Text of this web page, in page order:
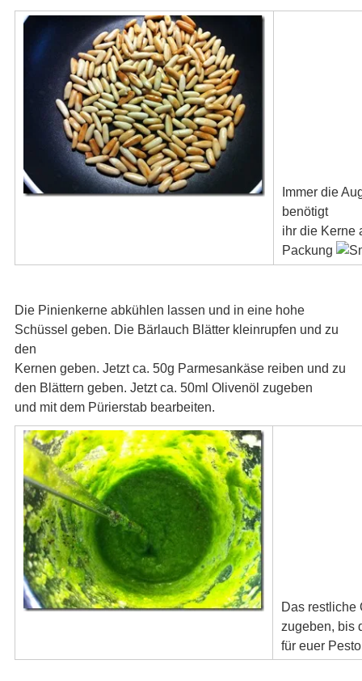
Immer die
benötigt
ihr die Kerne
Packung
Die Pinienkerne abkühlen lassen und in eine hohe
Schüssel geben. Die Bärlauch Blätter kleinrupfen und zu
den
Kernen geben. Jetzt ca. 50g Parmesankäse reiben und zu
den Blättern geben. Jetzt ca. 50ml Olivenöl zugeben
und mit dem Pürierstab bearbeiten.
Das restliche
zugeben, bis
für euer